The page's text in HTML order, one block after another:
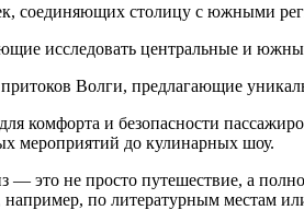
соединяющих столицу с южными
исследовать центральные и
Волги, предлагающие
и безопасности
мероприятий до кулинарных шоу.
это не просто путешествие, а
по литературным местам